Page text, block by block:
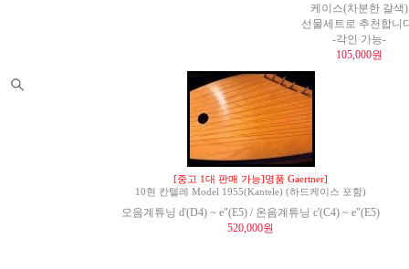
케이스(차분한 갈색)
선물세트로 추천합니
-각인 가능-
105,000원
[중고 1대 판매 가능]명품 Gaertner]
10현 칸텔레 Model 1955(Kantele) (하드케이스 포함)
오음계튜닝 d'(D4) ~ e"(E5) / 온음계튜닝 c'(C4) ~ e"(E5)
520,000원